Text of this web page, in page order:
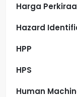
Harga
Hazard
HPP
HPS
Human